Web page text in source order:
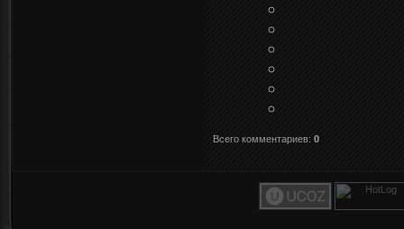
Всего комментариев: 0